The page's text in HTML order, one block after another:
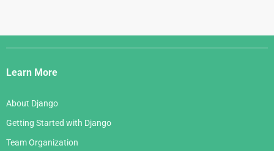
Django
Links
Learn More
About Django
Getting Started with Django
Team Organization